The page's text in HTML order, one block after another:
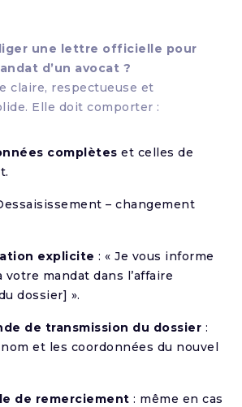
une lettre officielle pour
d’un avocat ?
claire, respectueuse et
Elle doit comporter :
complètes et celles de
– changement
explicite : « Je vous informe
mandat dans l’affaire
dossier] ».
de transmission du dossier :
et les coordonnées du nouvel
de remerciement : même en cas